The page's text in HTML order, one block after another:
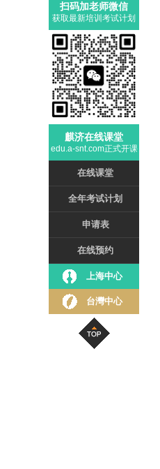
扫码加老师微信
获取最新培训考试计划
麒济在线课堂
edu.a-snt.com正式开课
在线课堂
全年考试计划
申请表
在线预约
上海中心
台灣中心